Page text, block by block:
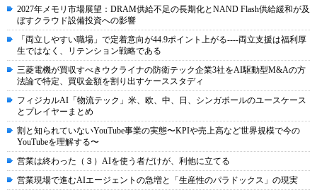
2027年メモリ市場展望：DRAM供給不足の長期化とNAND Flash供給緩和が及
ぼすクラウド設備投資への影響
「両立しやすい職場」で定着意向が44.9ポイント上がる----両立支援は福利厚
生ではなく、リテンション戦略である
三菱電機が買収すべきウクライナの防衛テック企業3社をAI駆動型M&Aの方
法論で特定、買収金額を割り出すケーススタディ
フィジカルAI「物流テック」米、欧、中、日、シンガポールのユースケース
とプレイヤーまとめ
割と知られていないYouTube事業の実態〜KPIや売上高など世界規模で今の
YouTubeを理解する〜
営業は終わった（３）AIを使う者だけが、利他に立てる
営業現場で進むAIエージェントの急増と「生産性のパラドックス」の現実